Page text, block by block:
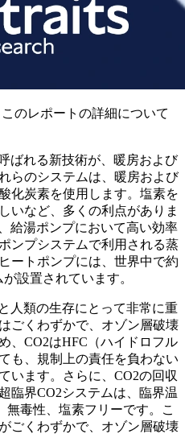
このレポートの詳細について
ばれる新技術が、暖房および
らのシステムは、暖房および
化炭素を使用します。塩素を
いなど、多くの利点がありま
給湯ポンプにおいて高い効率
ンプシステムで利用される蒸
ートポンプには、世界中で約
設置されています。
人類の生存にとって非常に重
ごくわずかで、オゾン層破壊
、CO2はHFC（ハイドロフル
も、規制上の責任を負わない
います。さらに、CO2の回収
臨界CO2システムは、臨界温
毒性、塩素フリーです。こ
ごくわずかで、オゾン層破壊